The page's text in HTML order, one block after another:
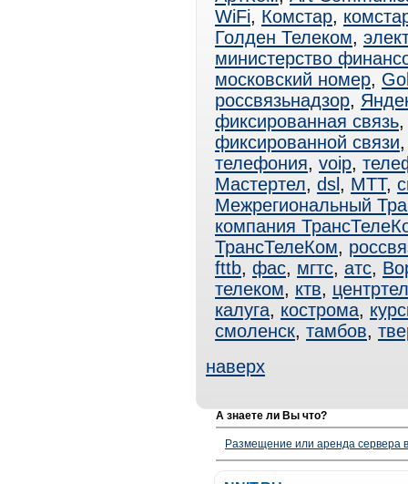
WiFi, Комстар,
Голден Телеком,
министерство
московский номер,
россвязьнадзор,
фиксированная связь
фиксированной связи
телефония, voip,
Мастертел, dsl , МТТ,
Межрегиональный
компания
ТрансТелеКом,
fttb, фас, мгтс, атс,
телеком, ктв,
калуга, кострома,
смоленск, тамбов,
наверх
А знаете ли Вы что?
Размещение или аренда сервера